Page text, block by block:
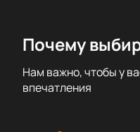
своей превосходной
фанка и соул. В этот
выдающиеся
Почему
Нам важно, чтобы у
впечатления